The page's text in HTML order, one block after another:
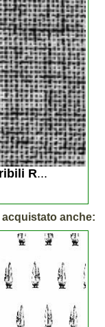
R...
anche: